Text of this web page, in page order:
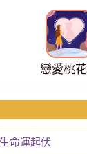
戀愛桃
命運起伏